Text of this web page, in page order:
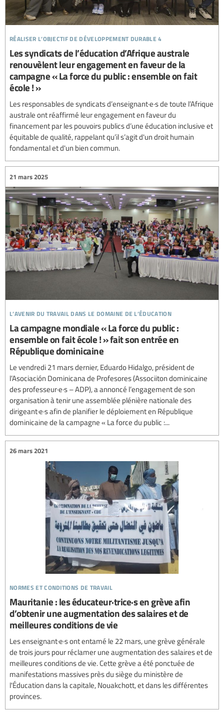
réaliser l’objectif de développement durable 4
Les syndicats de l’éducation d’Afrique australe
renouvèlent leur engagement en faveur de la
campagne « La force du public : ensemble on fait
école ! »
Les responsables de syndicats d’enseignant·e·s de toute l’Afrique
australe ont réaffirmé leur engagement en faveur du
financement par les pouvoirs publics d’une éducation inclusive et
équitable de qualité, rappelant qu’il s’agit d'un droit humain
fondamental et d'un bien commun.
l’avenir du travail dans le domaine de l’éducation
21 mars 2025
La campagne mondiale « La force du public :
ensemble on fait école ! » fait son entrée en
République dominicaine
Le vendredi 21 mars dernier, Eduardo Hidalgo, président de
l’Asociación Dominicana de Profesores (Associiton dominicaine
des professeur·e·s – ADP), a annoncé l’engagement de son
organisation à tenir une assemblée plénière nationale des
dirigeant·e·s afin de planifier le déploiement en République
dominicaine de la campagne « La force du public :...
normes et conditions de travail
26 mars 2021
Mauritanie : les éducateur·trice·s en grève afin
d’obtenir une augmentation des salaires et de
meilleures conditions de vie
Les enseignant·e·s ont entamé le 22 mars, une grève générale
de trois jours pour réclamer une augmentation des salaires et de
meilleures conditions de vie. Cette grève a été ponctuée de
manifestations massives près du siège du ministère de
l'Éducation dans la capitale, Nouakchott, et dans les différentes
provinces.